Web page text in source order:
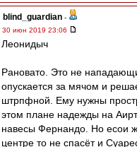
blind_guardian -
30 июн 2019 23:06
Леонидыч
Рановато. Это не
опускается за мячом и
штрпфной. Ему нужны
этом плане надежды на
навесы Фернандо. Но есои
центре то не спасёт и